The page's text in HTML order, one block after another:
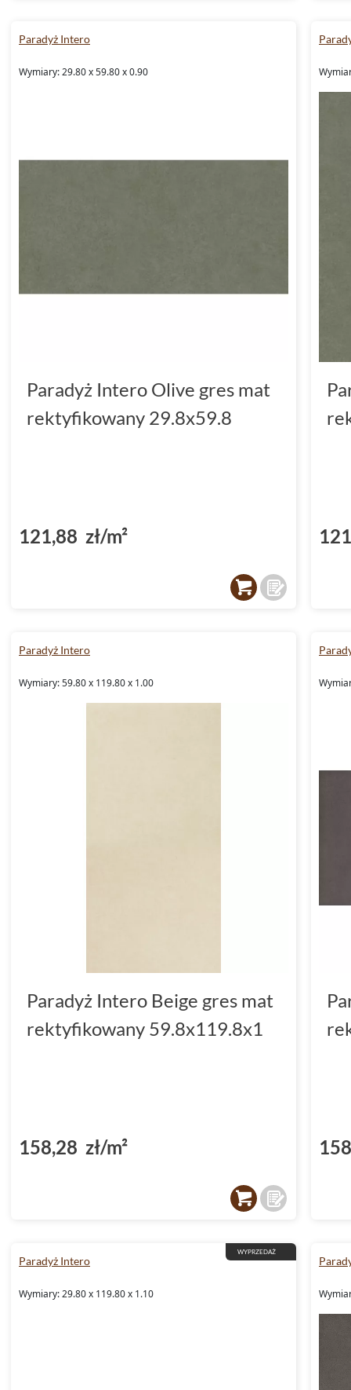
Paradyż Intero
Wymiary: 29.80 x 59.80 x 0.90
Paradyż Intero Olive gres mat
rektyfikowany 29.8x59.8
121,88 zł/m²
Paradyż Intero
Wymiary: 59.80 x 119.80 x 1.00
Paradyż Intero Beige gres mat
rektyfikowany 59.8x119.8x1
158,28 zł/m²
WYPRZEDAŻ
Paradyż Intero
Wymiary: 29.80 x 119.80 x 1.10